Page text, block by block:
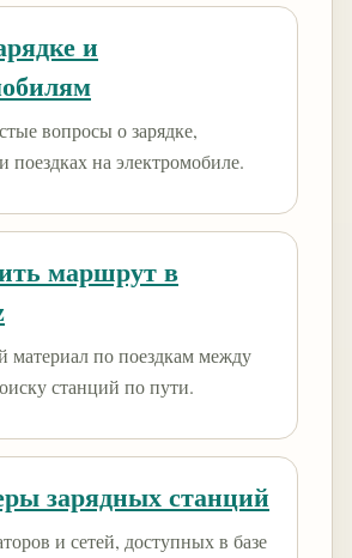
и
вопросы о зарядке,
на электромобиле.
маршрут в
материал по поездкам между
станций по пути.
зарядных станций
и сетей, доступных в базе